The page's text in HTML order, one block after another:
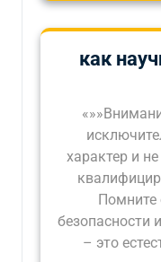
как
характер и
Помните
безопасности
– это